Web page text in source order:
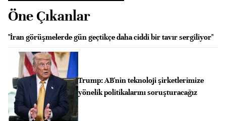
Öne Çıkanlar
"İran görüşmelerde gün geçtikçe daha ciddi bir tavır sergiliyor"
Trump: AB'nin teknoloji şirketlerimize
yönelik politikalarını soruşturacağız